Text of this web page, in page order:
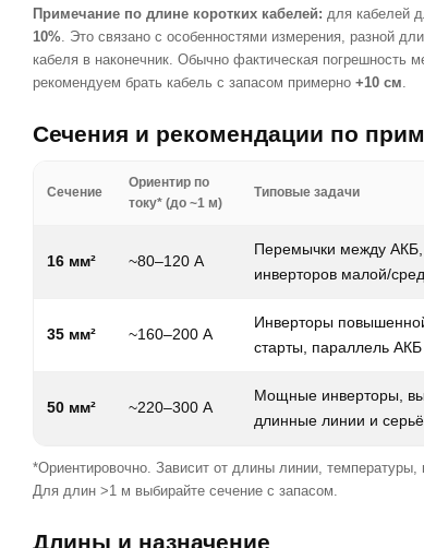
Примечание по длине коротких кабелей: для кабелей
10%. Это связано с особенностями измерения, разной
кабеля в наконечник. Обычно фактическая погрешность
рекомендуем брать кабель с запасом примерно +10 см.
Сечения и рекомендации по
Сечение
Ориентир по
току* (до ~1 м)
Типовые задачи
16 мм² ~80–120 А
Перемычки между
инверторов малой/
35 мм² ~160–200 А
Инверторы
старты, параллель АКБ
50 мм² ~220–300 А
Мощные инверторы,
длинные линии и
*Ориентировочно. Зависит от длины линии, температуры,
Для длин >1 м выбирайте сечение с запасом.
Длины и назначение